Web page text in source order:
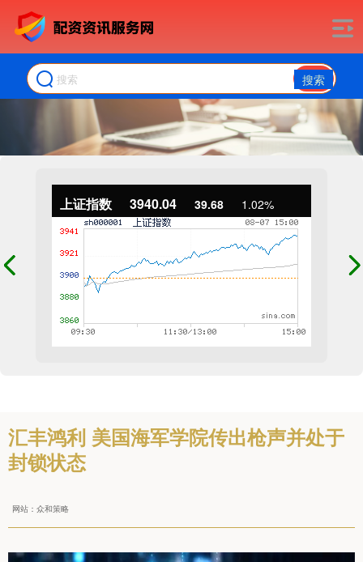
搜索
上证指数 3940.04 39.68 1.02%
汇丰鸿利 美国海军学院传出枪声并处于
封锁状态
网站：众和策略